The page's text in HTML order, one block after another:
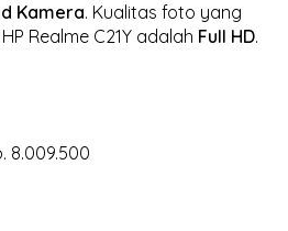
Kamera. Kualitas foto yang
Realme C21Y adalah Full HD.
8.009.500